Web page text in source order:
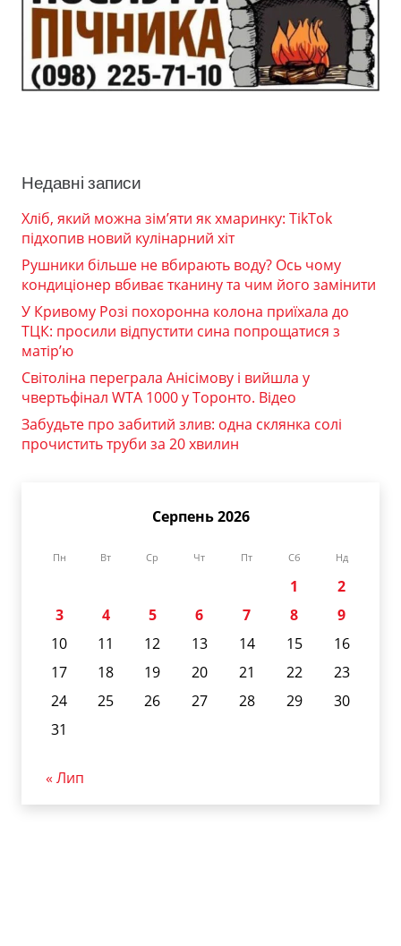
Недавні записи
Хліб, який можна зім’яти як хмаринку: TikTok
підхопив новий кулінарний хіт
Рушники більше не вбирають воду? Ось чому
кондиціонер вбиває тканину та чим його замінити
У Кривому Розі похоронна колона приїхала до
ТЦК: просили відпустити сина попрощатися з
матір’ю
Світоліна переграла Анісімову і вийшла у
чвертьфінал WTA 1000 у Торонто. Відео
Забудьте про забитий злив: одна склянка солі
прочистить труби за 20 хвилин
Серпень 2026
Пн Вт Ср Чт Пт Сб Нд
1
2
3
4 5 6 7 8
9
10
11 12 13 14 15
16
17
18 19 20 21 22
23
24
25 26 27 28 29
30
31
« Лип